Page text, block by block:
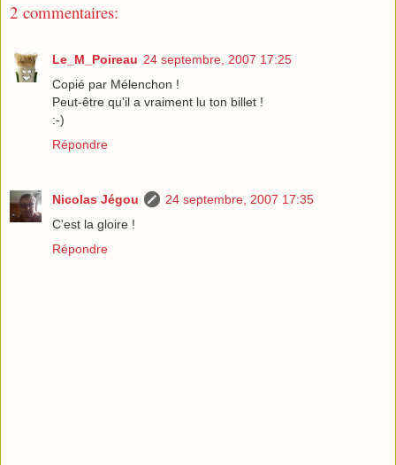
2 commentaires:
Le_M_Poireau 24 septembre, 2007 17:25
Copié par Mélenchon !
Peut-être qu'il a vraiment lu ton billet !
:-)
Répondre
Nicolas Jégou
24 septembre, 2007 17:35
C'est la gloire !
Répondre